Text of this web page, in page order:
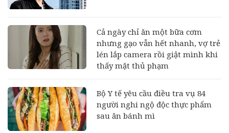
Cả ngày chỉ ăn một bữa cơm
nhưng gạo vẫn hết nhanh, vợ trẻ
lén lắp camera rồi giật mình khi
thấy mặt thủ phạm
Bộ Y tế yêu cầu điều tra vụ 84
người nghi ngộ độc thực phẩm
sau ăn bánh mì